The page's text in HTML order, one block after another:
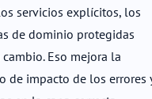
servicios explícitos, los
de dominio protegidas
Eso mejora la
de impacto de los errores